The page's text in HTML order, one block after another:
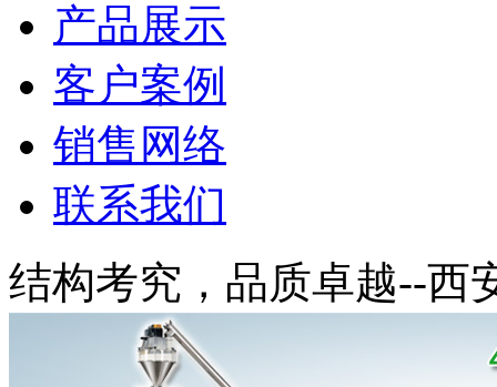
产品展示
客户案例
销售网络
联系我们
结构考究，品质卓越--西